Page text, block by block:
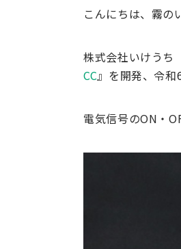
こんにちは、霧の
株式会社いけうち
CC』を開発、令和
電気信号のON・